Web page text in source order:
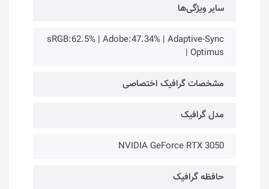
سایر ویژگی‌ها
sRGB:62.5% | Adobe:47.34% | Adaptive-Sync
| Optimus
مشخصات گرافیک اختصاصی
مدل گرافیک
NVIDIA GeForce RTX 3050
حافظه گرافیک